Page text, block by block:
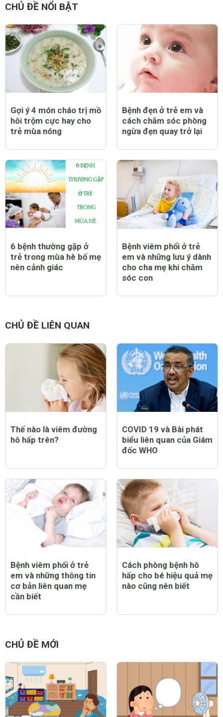
CHỦ ĐỀ NỔI BẬT
Gợi ý 4 món cháo trị mồ
hôi trộm cực hay cho
trẻ mùa nóng
Bệnh đẹn ở trẻ em và
cách chăm sóc phòng
ngừa đẹn quay trở lại
6 bệnh thường gặp ở
trẻ trong mùa hè bố mẹ
nên cảnh giác
Bệnh viêm phổi ở trẻ
em và những lưu ý dành
cho cha mẹ khi chăm
sóc con
CHỦ ĐỀ LIÊN QUAN
Thế nào là viêm đường
hô hấp trên?
COVID 19 và Bài phát
biểu liên quan của Giám
đốc WHO
Bệnh viêm phổi ở trẻ
em và những thông tin
cơ bản liên quan mẹ
cần biết
Cách phòng bệnh hô
hấp cho bé hiệu quả mẹ
nào cũng nên biết
CHỦ ĐỀ MỚI